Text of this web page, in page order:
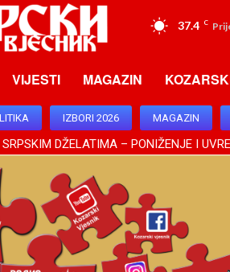
37.4 C
VIJESTI MAGAZIN
IZBORI 2026 MAGAZIN
DŽELATIMA – PONIŽENJE I
ZA SRPSKU OD SUŠTINSKOG